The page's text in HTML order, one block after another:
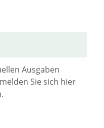
Ausgaben
Sie sich hier